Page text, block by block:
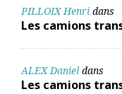
PILLOIX Henri dans
Les camions
ALEX Daniel dans
Les camions